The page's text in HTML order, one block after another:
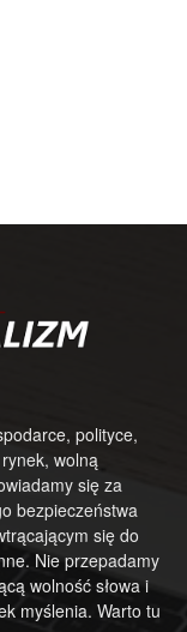
polityce,
wolną
się za
bezpieczeństwa
się do
Nie przepadamy
wolność słowa i
myślenia. Warto tu